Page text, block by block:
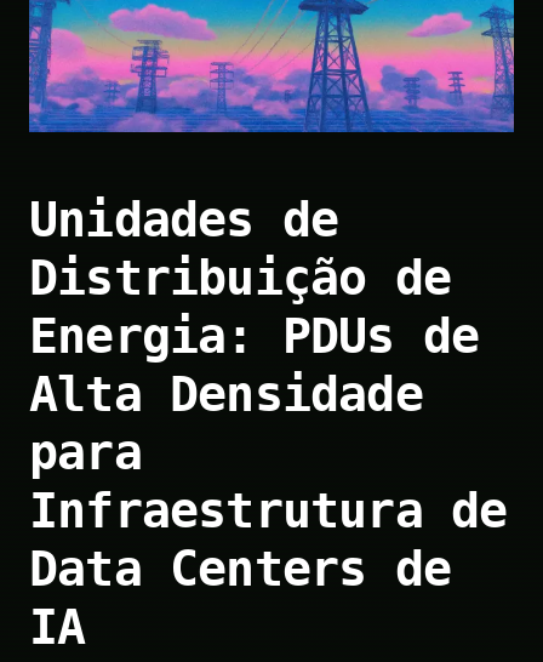
Unidades de
Distribuição de
Energia: PDUs de
Alta Densidade
para
Infraestrutura de
Data Centers de
IA